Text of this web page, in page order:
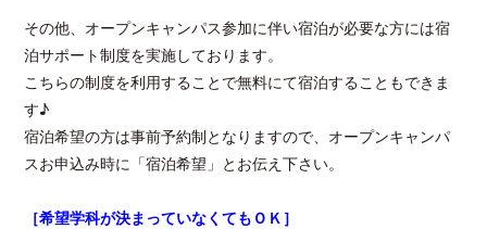
その他、オープンキャンパス参加に伴い宿泊が必要な方には宿
泊サポート制度を実施しております。
こちらの制度を利用することで無料にて宿泊することもできま
す♪
宿泊希望の方は事前予約制となりますので、オープンキャンパ
スお申込み時に「宿泊希望」とお伝え下さい。
［希望学科が決まっていなくてもＯＫ］